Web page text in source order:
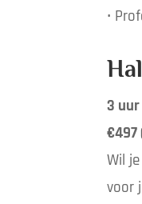
•
3
€497
Wil
voor